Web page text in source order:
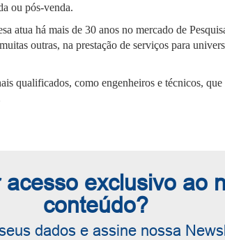
ou pós-venda.
atua há mais de 30 anos no mercado de
outras, na prestação de serviços para
qualificados, como engenheiros e técnicos,
acesso exclusivo ao
conteúdo?
dados e assine nossa